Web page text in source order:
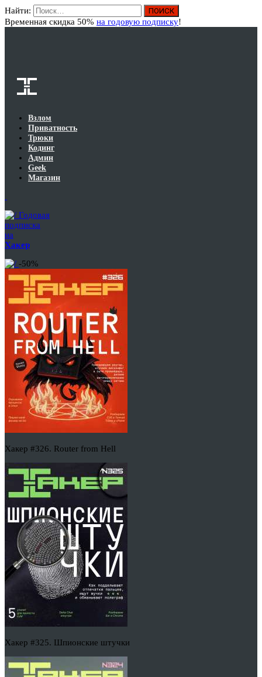
Найти:
Временная скидка 50% на годовую подписку!
Взлом
Приватность
Трюки
Кодинг
Админ
Geek
Магазин
Годовая
подписка
на
Хакер
-50%
Хакер #326. Router from Hell
Хакер #325. Шпионские штучки